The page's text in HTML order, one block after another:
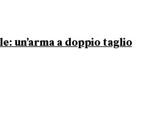
un’arma a doppio taglio